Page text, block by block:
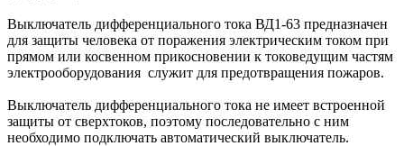
Выключатель дифференциального тока ВД1-63 предназначен
для защиты человека от поражения электрическим током при
прямом или косвенном прикосновении к токоведущим частям
электрооборудования служит для предотвращения пожаров.
Выключатель дифференциального тока не имеет встроенной
защиты от сверхтоков, поэтому последовательно с ним
необходимо подключать автоматический выключатель.